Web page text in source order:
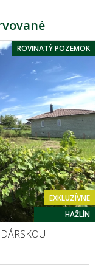
ROVINATÝ POZEMOK
EXKLUZÍVNE
HAŽLÍN